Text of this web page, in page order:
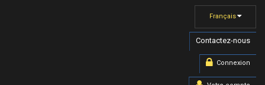
Français
Contactez-nous
Connexion